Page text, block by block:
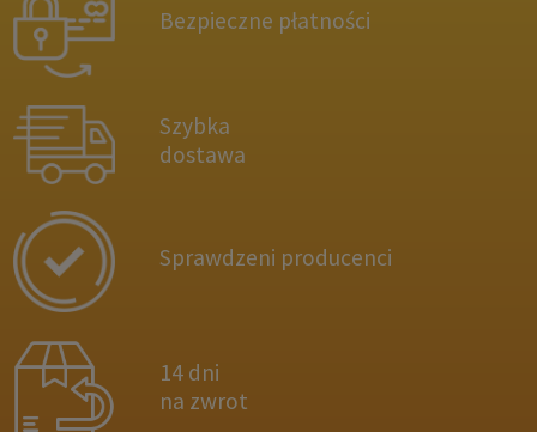
Bezpieczne płatności
Szybka
dostawa
Sprawdzeni producenci
14 dni
na zwrot